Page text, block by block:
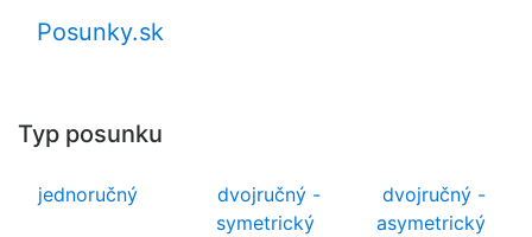
Posunky.sk
Typ posunku
jednoručný
dvojručný -
symetrický
dvojručný -
asymetrický